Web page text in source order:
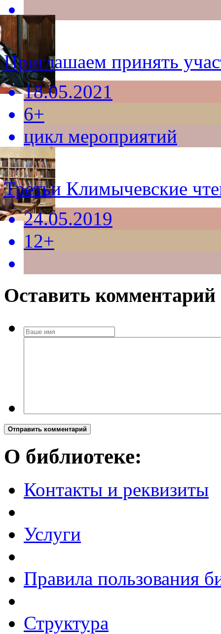
Приглашаем принять
18.05.2021
6+
цикл мероприятий
Третьи Климычевские
24.05.2019
12+
Оставить комментарий
Отправить комментарий
О библиотеке:
Контакты и реквизиты
Услуги
Правила пользования
Структура